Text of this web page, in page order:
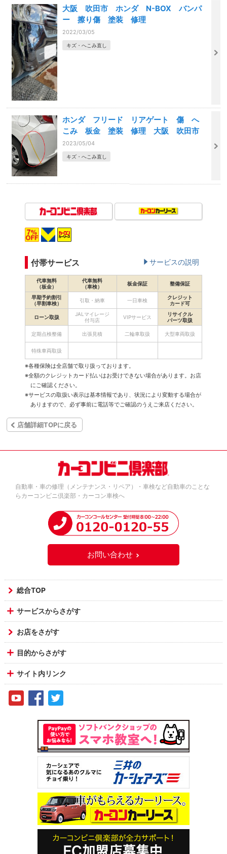
大阪 吹田市 ホンダ N-BOX バンパ
ー 擦り傷 塗装 修理
2022/03/05
キズ・へこみ直し
ホンダ フリード リアゲート 傷 へ
こみ 板金 塗装 修理 大阪 吹田市
2023/05/04
キズ・へこみ直し
付帯サービス サービスの説明
代車無料
（板金）
代車無料
（車検）
板金保証 整備保証
早期予約割引
（早割車検）
引取・納車 一日車検
クレジット
カード可
ローン取扱
JALマイレージ
付与店
VIPサービス
リサイクル
パーツ取扱
定期点検整備 出張見積 二輪車取扱 大型車両取扱
特殊車両取扱
※各種保険は全店舗で取り扱っております。
※全額のクレジットカード払いはお受けできない場合があります。お店
にご確認ください。
※サービスの取扱い表示は基本情報であり、状況により変動する場合が
ありますので、必ず事前に電話等でご確認のうえご来店ください。
店舗詳細TOPに戻る
自動車・車の修理（メンテナンス・リペア）・車検など自動車のことな
らカーコンビニ倶楽部・カーコン車検へ
お問い合わせ
総合TOP
サービスからさがす
お店をさがす
目的からさがす
サイト内リンク